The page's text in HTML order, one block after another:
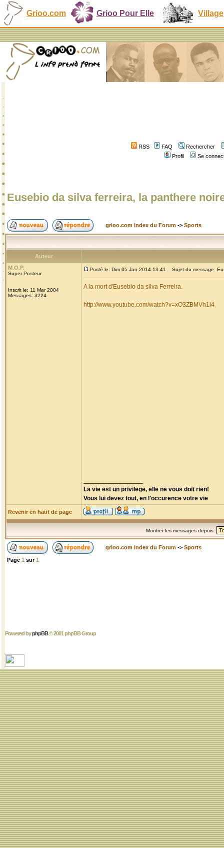
Grioo.com Grioo Pour Elle Village
RSS FAQ
Rechercher
Profil
Se
Eusebio da silva ferreira, la panthere
grioo.com Index du Forum -> Sports
Auteur
M.O.P.
Super Posteur
Inscrit le: 11 Mar 2004
Messages: 3224
Posté le: Dim 05 Jan 2014 13:41 Sujet du message:
A la mort d'Eusebio da silva Ferreira.
http://www.youtube.com/watch?v=xO3ZBMVh1l4
La vie est un privilege, elle ne vous doit rien!
Vous lui devez tout, en l'occurence votre vie
Revenir en haut de page
Montrer les messages depuis:
grioo.com Index du Forum -> Sports
Page 1 sur1
Powered byphpBB© 2001 phpBB Group